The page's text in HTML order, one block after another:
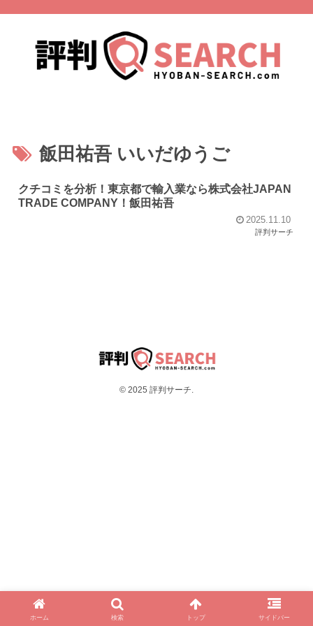
飯田祐吾 いいだゆうご
クチコミを分析！東京都で輸入業なら株式会社JAPAN
TRADE COMPANY！飯田祐吾
2025.11.10
評判サーチ
© 2025 評判サーチ.
ホーム 検索 トップ サイドバー